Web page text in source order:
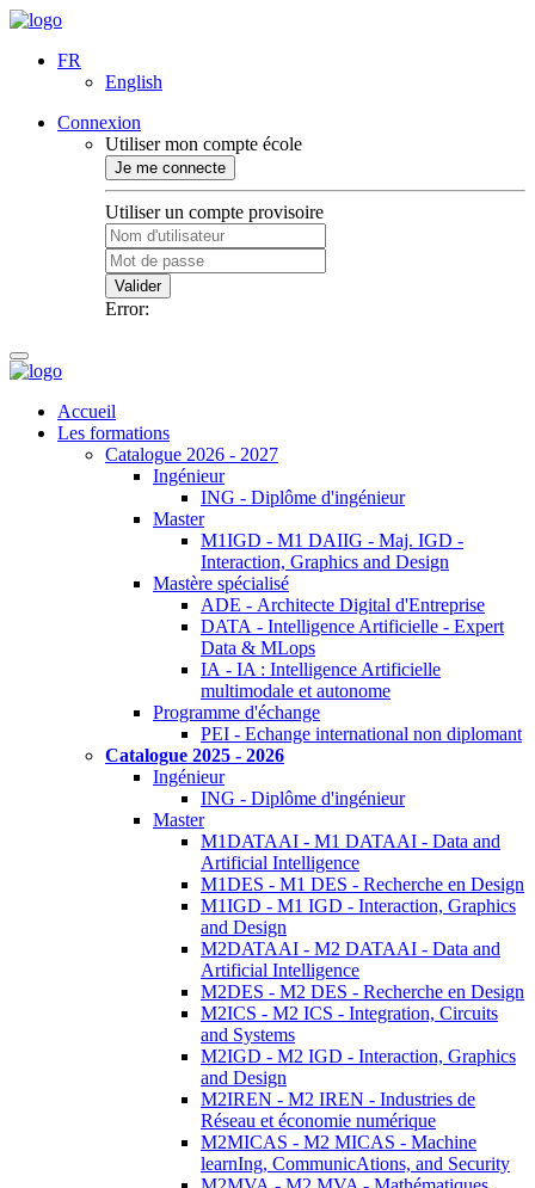
FR
English
Connexion
Utiliser mon compte école
Je me connecte
Utiliser un compte provisoire
Valider
Error:
Accueil
Les formations
Catalogue 2026 - 2027
Ingénieur
ING - Diplôme d'ingénieur
Master
M1IGD - M1 DAIIG - Maj. IGD -
Interaction, Graphics and Design
Mastère spécialisé
ADE - Architecte Digital d'Entreprise
DATA - Intelligence Artificielle - Expert
Data & MLops
IA - IA : Intelligence Artificielle
multimodale et autonome
Programme d'échange
PEI - Echange international non diplomant
Catalogue 2025 - 2026
Ingénieur
ING - Diplôme d'ingénieur
Master
M1DATAAI - M1 DATAAI - Data and
Artificial Intelligence
M1DES - M1 DES - Recherche en Design
M1IGD - M1 IGD - Interaction, Graphics
and Design
M2DATAAI - M2 DATAAI - Data and
Artificial Intelligence
M2DES - M2 DES - Recherche en Design
M2ICS - M2 ICS - Integration, Circuits
and Systems
M2IGD - M2 IGD - Interaction, Graphics
and Design
M2IREN - M2 IREN - Industries de
Réseau et économie numérique
M2MICAS - M2 MICAS - Machine
learnIng, CommunicAtions, and Security